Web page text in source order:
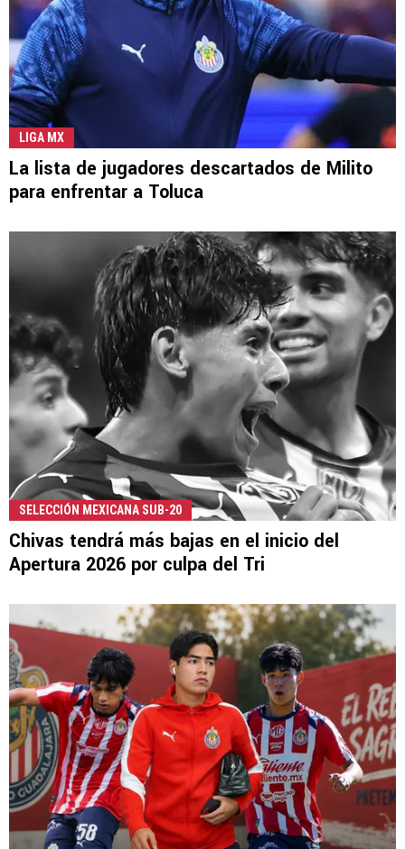
LIGA MX
La lista de jugadores descartados de Milito
para enfrentar a Toluca
SELECCIÓN MEXICANA SUB-20
Chivas tendrá más bajas en el inicio del
Apertura 2026 por culpa del Tri